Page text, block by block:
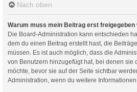
Nach oben
Warum muss mein Beitrag erst freigegeben
Die Board-Administration kann entschieden
dem du einen Beitrag erstellt hast, die
müssen. Es ist auch möglich, dass die
von Benutzern hinzugefügt hat, bei denen sie
möchte, bevor sie auf der Seite sichtbar
Administration, wenn du weitere